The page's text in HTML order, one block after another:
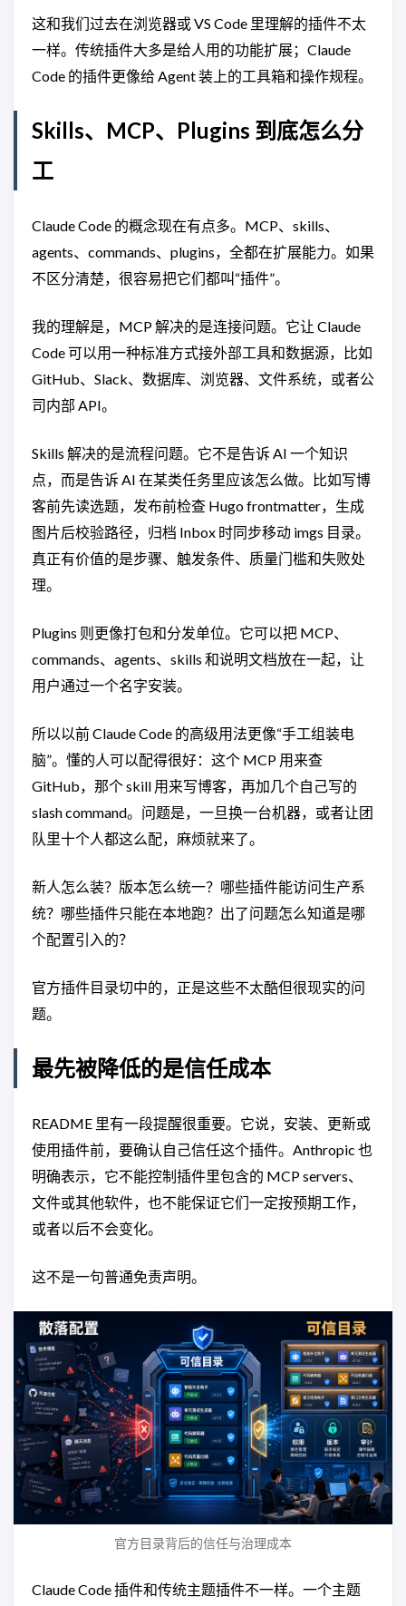
这和我们过去在浏览器或 VS Code 里理解的插件不太
一样。传统插件大多是给人用的功能扩展；Claude
Code 的插件更像给 Agent 装上的工具箱和操作规程。
Skills、MCP、Plugins 到底怎么分
工
Claude Code 的概念现在有点多。MCP、skills、
agents、commands、plugins，全都在扩展能力。如果
不区分清楚，很容易把它们都叫“插件”。
我的理解是，MCP 解决的是连接问题。它让 Claude
Code 可以用一种标准方式接外部工具和数据源，比如
GitHub、Slack、数据库、浏览器、文件系统，或者公
司内部 API。
Skills 解决的是流程问题。它不是告诉 AI 一个知识
点，而是告诉 AI 在某类任务里应该怎么做。比如写博
客前先读选题，发布前检查 Hugo frontmatter，生成
图片后校验路径，归档 Inbox 时同步移动 imgs 目录。
真正有价值的是步骤、触发条件、质量门槛和失败处
理。
Plugins 则更像打包和分发单位。它可以把 MCP、
commands、agents、skills 和说明文档放在一起，让
用户通过一个名字安装。
所以以前 Claude Code 的高级用法更像“手工组装电
脑”。懂的人可以配得很好：这个 MCP 用来查
GitHub，那个 skill 用来写博客，再加几个自己写的
slash command。问题是，一旦换一台机器，或者让团
队里十个人都这么配，麻烦就来了。
新人怎么装？版本怎么统一？哪些插件能访问生产系
统？哪些插件只能在本地跑？出了问题怎么知道是哪
个配置引入的？
官方插件目录切中的，正是这些不太酷但很现实的问
题。
最先被降低的是信任成本
README 里有一段提醒很重要。它说，安装、更新或
使用插件前，要确认自己信任这个插件。Anthropic 也
明确表示，它不能控制插件里包含的 MCP servers、
文件或其他软件，也不能保证它们一定按预期工作，
或者以后不会变化。
这不是一句普通免责声明。
官方目录背后的信任与治理成本
Claude Code 插件和传统主题插件不一样。一个主题